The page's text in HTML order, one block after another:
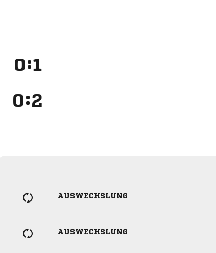
:
:
AUSWECHSLUNG
AUSWECHSLUNG